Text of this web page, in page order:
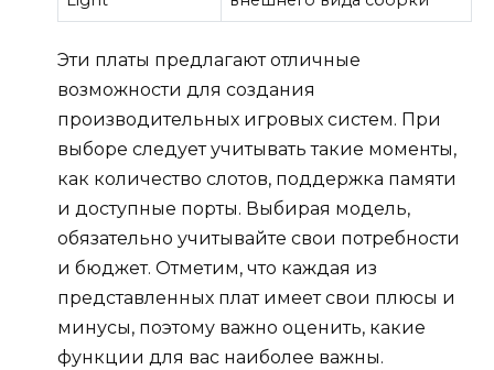
Эти платы предлагают отличные
возможности для создания
производительных игровых систем. При
выборе следует учитывать такие моменты,
как количество слотов, поддержка памяти
и доступные порты. Выбирая модель,
обязательно учитывайте свои потребности
и бюджет. Отметим, что каждая из
представленных плат имеет свои плюсы и
минусы, поэтому важно оценить, какие
функции для вас наиболее важны.